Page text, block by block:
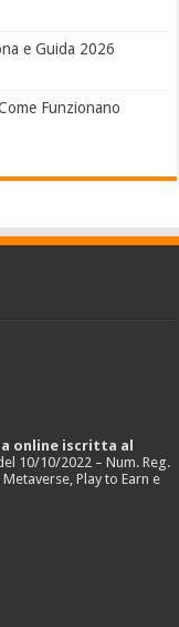
e Guida 2026
Funzionano
online iscritta al
10/10/2022 – Num. Reg.
Play to Earn e